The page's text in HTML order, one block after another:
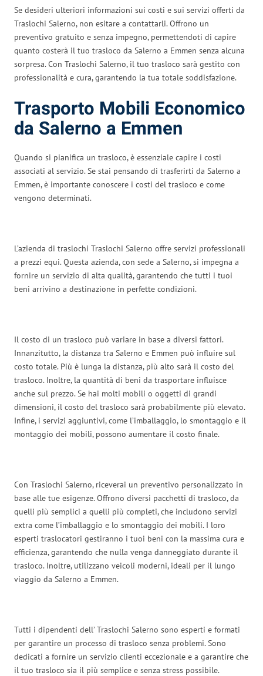
Se desideri ulteriori informazioni sui costi e sui servizi offerti da
Traslochi Salerno, non esitare a contattarli. Offrono un
preventivo gratuito e senza impegno, permettendoti di capire
quanto costerà il tuo trasloco da Salerno a Emmen senza alcuna
sorpresa. Con Traslochi Salerno, il tuo trasloco sarà gestito con
professionalità e cura, garantendo la tua totale soddisfazione.
Trasporto Mobili Economico
da Salerno a Emmen
Quando si pianifica un trasloco, è essenziale capire i costi
associati al servizio. Se stai pensando di trasferirti da Salerno a
Emmen, è importante conoscere i costi del trasloco e come
vengono determinati.
L’azienda di traslochi Traslochi Salerno offre servizi professionali
a prezzi equi. Questa azienda, con sede a Salerno, si impegna a
fornire un servizio di alta qualità, garantendo che tutti i tuoi
beni arrivino a destinazione in perfette condizioni.
Il costo di un trasloco può variare in base a diversi fattori.
Innanzitutto, la distanza tra Salerno e Emmen può influire sul
costo totale. Più è lunga la distanza, più alto sarà il costo del
trasloco. Inoltre, la quantità di beni da trasportare influisce
anche sul prezzo. Se hai molti mobili o oggetti di grandi
dimensioni, il costo del trasloco sarà probabilmente più elevato.
Infine, i servizi aggiuntivi, come l’imballaggio, lo smontaggio e il
montaggio dei mobili, possono aumentare il costo finale.
Con Traslochi Salerno, riceverai un preventivo personalizzato in
base alle tue esigenze. Offrono diversi pacchetti di trasloco, da
quelli più semplici a quelli più completi, che includono servizi
extra come l’imballaggio e lo smontaggio dei mobili. I loro
esperti traslocatori gestiranno i tuoi beni con la massima cura e
efficienza, garantendo che nulla venga danneggiato durante il
trasloco. Inoltre, utilizzano veicoli moderni, ideali per il lungo
viaggio da Salerno a Emmen.
Tutti i dipendenti dell’ Traslochi Salerno sono esperti e formati
per garantire un processo di trasloco senza problemi. Sono
dedicati a fornire un servizio clienti eccezionale e a garantire che
il tuo trasloco sia il più semplice e senza stress possibile.